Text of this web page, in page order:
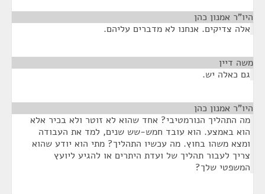
היו"ר אמנון כהן
אלה צדיקים. אנחנו לא מדברים עליהם.
משה דיין
גם כאלה יש.
היו"ר אמנון כהן
מה התהליך הנורמטיבי? אחד שהוא לא זוטר ולא בכיר אלא
הוא באמצע. הוא עובד חמש-שש שנים, למד את העבודה
ומצא משהו בחוץ. מה עכשיו התהליך? מתי הוא יודע שהוא
צריך לעבור תהליך של ועדת היתרים או להגיע ליועץ
המשפטי שלך?